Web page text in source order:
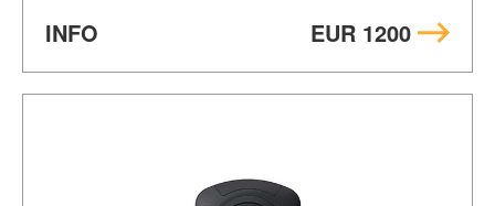
INFO EUR 1200